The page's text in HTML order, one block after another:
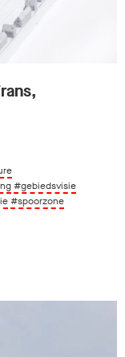
#gebiedsvisie
#spoorzone